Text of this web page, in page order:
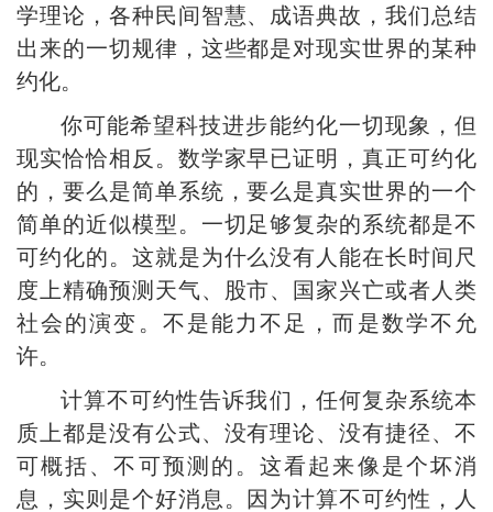
学理论，各种民间智慧、成语典故，我们总结
出来的一切规律，这些都是对现实世界的某种
约化。
你可能希望科技进步能约化一切现象，但
现实恰恰相反。数学家早已证明，真正可约化
的，要么是简单系统，要么是真实世界的一个
简单的近似模型。一切足够复杂的系统都是不
可约化的。这就是为什么没有人能在长时间尺
度上精确预测天气、股市、国家兴亡或者人类
社会的演变。不是能力不足，而是数学不允
许。
计算不可约性告诉我们，任何复杂系统本
质上都是没有公式、没有理论、没有捷径、不
可概括、不可预测的。这看起来像是个坏消
息，实则是个好消息。因为计算不可约性，人